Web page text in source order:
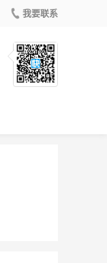
我要联系